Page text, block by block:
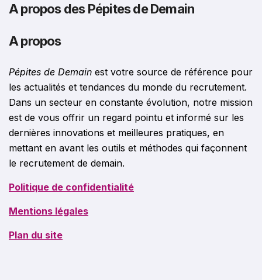
A propos des Pépites de Demain
A propos
Pépites de Demain est votre source de référence pour
les actualités et tendances du monde du recrutement.
Dans un secteur en constante évolution, notre mission
est de vous offrir un regard pointu et informé sur les
dernières innovations et meilleures pratiques, en
mettant en avant les outils et méthodes qui façonnent
le recrutement de demain.
Politique de confidentialité
Mentions légales
Plan du site